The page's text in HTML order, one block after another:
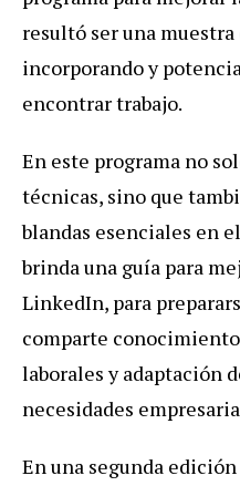
resultó ser una
incorporando y
encontrar trabajo.
En este programa no
técnicas, sino que
blandas esenciales en
brinda una guía para
LinkedIn, para
comparte
laborales y adaptación
necesidades
En una segunda